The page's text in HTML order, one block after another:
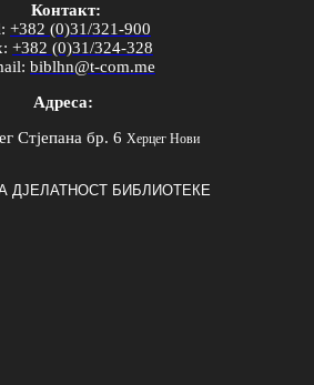
Контакт:
: +382 (0)31/321-900
: +382 (0)31/324-328
: biblhn@t-com.me
Адреса:
Стјепана бр. 6 Херцег Нови
ДЈЕЛАТНОСТ БИБЛИОТЕКЕ